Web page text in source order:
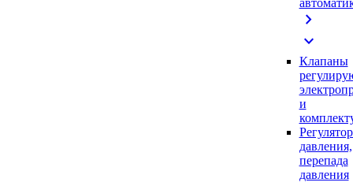
chevron_right
expand_more
Клапаны
и
давления,
перепада
давления